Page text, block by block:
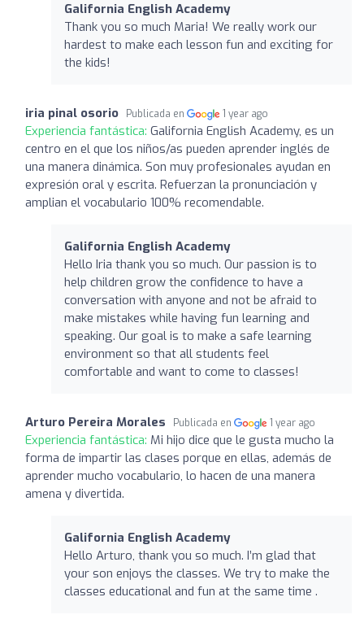
Galifornia English Academy
Thank you so much Maria! We really work our
hardest to make each lesson fun and exciting for
the kids!
iria pinal osorio Publicada en 1 year ago
Experiencia fantástica: Galifornia English Academy, es un
centro en el que los niños/as pueden aprender inglés de
una manera dinámica. Son muy profesionales ayudan en
expresión oral y escrita. Refuerzan la pronunciación y
amplian el vocabulario 100% recomendable.
Galifornia English Academy
Hello Iria thank you so much. Our passion is to
help children grow the confidence to have a
conversation with anyone and not be afraid to
make mistakes while having fun learning and
speaking. Our goal is to make a safe learning
environment so that all students feel
comfortable and want to come to classes!
Arturo Pereira Morales Publicada en 1 year ago
Experiencia fantástica: Mi hijo dice que le gusta mucho la
forma de impartir las clases porque en ellas, además de
aprender mucho vocabulario, lo hacen de una manera
amena y divertida.
Galifornia English Academy
Hello Arturo, thank you so much. I’m glad that
your son enjoys the classes. We try to make the
classes educational and fun at the same time .